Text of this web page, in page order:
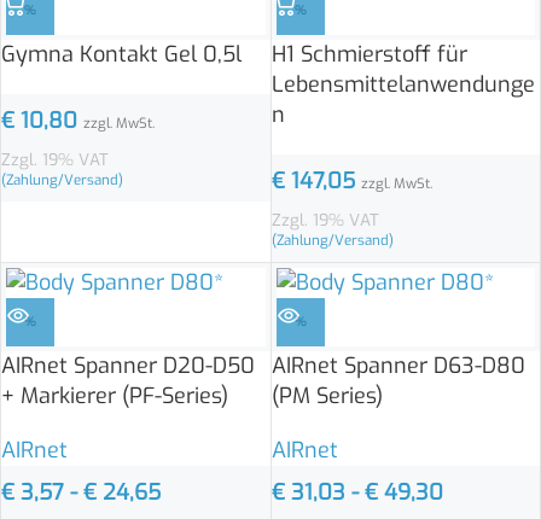
%
Gymna Kontakt Gel 0,5l
€ 10,80 zzgl. MwSt.
Zzgl. 19% VAT
(Zahlung/Versand)
%
H1 Schmierstoff für
Lebensmittelanwendunge
n
€147,05 zzgl. MwSt.
Zzgl. 19% VAT
(Zahlung/Versand)
%
AIRnet Spanner D20-D50
+ Markierer (PF-Series)
AIRnet
€ 3,57 -€ 24,65
%
AIRnet Spanner D63-D80
(PM Series)
AIRnet
€31,03 -€49,30